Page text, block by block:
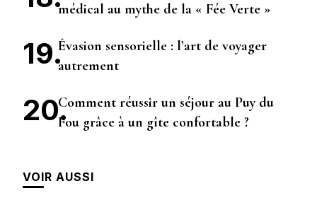
médical au mythe de la « Fée Verte »
Évasion sensorielle : l’art de voyager
autrement
Comment réussir un séjour au Puy du
Fou grâce à un gîte confortable ?
VOIR AUSSI